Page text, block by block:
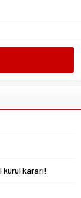
kurul kararı!